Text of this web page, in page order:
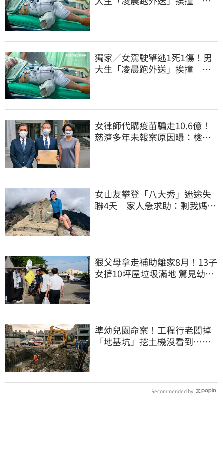
獨家／女駕駛肇逃1死1傷！男
大生「凌晨跑外送」挨撞 媽
女律師代購疫苗騙走10.6億！
慈濟多年未報案原因曝：檢警
女山友攀登「八大秀」迷途失
聯4天 家人急求助：剩我媽還
狠父母拿走補助離家8月！13子
女擠10坪屋垃圾滿地 驚見幼童
準幼兒園命案！工程行老闆掉
「地基坑」挖土機沒看到…下
Recommended by